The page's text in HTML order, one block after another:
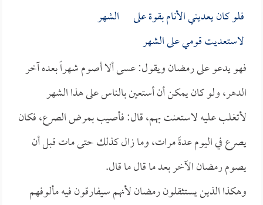
فلو كان يعديني الأنام بقوة على الشهر
لاستعديت قومي على الشهر
فهو يدعو على رمضان ويقول: عسى ألا أصوم شهراً بعده آخر
الدهر، ولو كان يمكن أن أستعين بالناس على هذا الشهر
لأتغلب عليه لاستعنت بهم، قال: فأصيب بمرض الصرع، فكان
يصرع في اليوم عدةَ مرات، وما زال كذلك حتى مات قبل أن
يصوم رمضان الآخر بعد ما قال ما قال.
وهكذا الذين يستثقلون رمضان لأنهم سيفارقون فيه مألوفهم